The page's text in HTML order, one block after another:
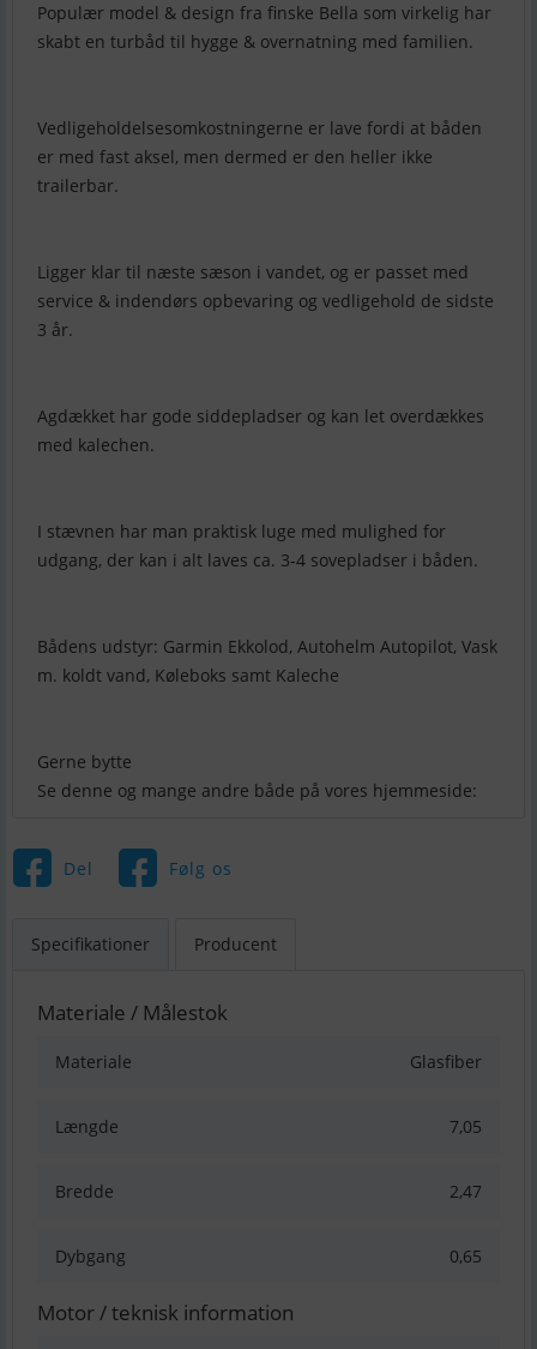
Populær model & design fra finske Bella som virkelig har
skabt en turbåd til hygge & overnatning med familien.
Vedligeholdelsesomkostningerne er lave fordi at båden
er med fast aksel, men dermed er den heller ikke
trailerbar.
Ligger klar til næste sæson i vandet, og er passet med
service & indendørs opbevaring og vedligehold de sidste
3 år.
Agdækket har gode siddepladser og kan let overdækkes
med kalechen.
I stævnen har man praktisk luge med mulighed for
udgang, der kan i alt laves ca. 3-4 sovepladser i båden.
Bådens udstyr: Garmin Ekkolod, Autohelm Autopilot, Vask
m. koldt vand, Køleboks samt Kaleche
Gerne bytte
Se denne og mange andre både på vores hjemmeside:
Del Følg os
Specifikationer Producent
Materiale / Målestok
Materiale Glasfiber
Længde 7,05
Bredde 2,47
Dybgang 0,65
Motor / teknisk information